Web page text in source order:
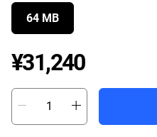
64 MB
¥31,240Price